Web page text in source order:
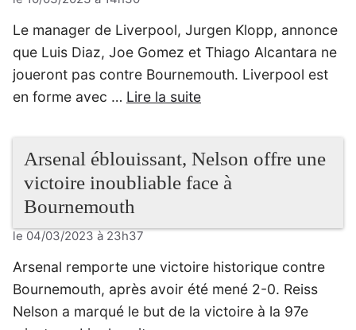
Le manager de Liverpool, Jurgen Klopp, annonce
que Luis Diaz, Joe Gomez et Thiago Alcantara ne
joueront pas contre Bournemouth. Liverpool est
en forme avec … Lire la suite
Arsenal éblouissant, Nelson offre une
victoire inoubliable face à
Bournemouth
le 04/03/2023 à 23h37
Arsenal remporte une victoire historique contre
Bournemouth, après avoir été mené 2-0. Reiss
Nelson a marqué le but de la victoire à la 97e